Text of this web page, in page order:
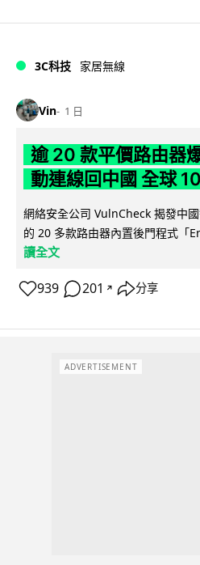
3C科技 家居無線
Vin 1 日
逾 20 款平價路由器
動連線回中國 全球
網絡安全公司 VulnCheck 揭發中
的 20 多款路由器內置後門程式「
讀全文
939 201 ↗ 分享
ADVERTISEMENT